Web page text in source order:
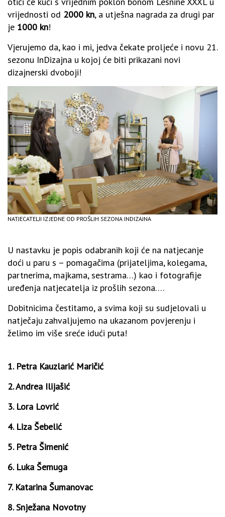
vrijednosti od 2000 kn, a utješna nagrada za drugi par
je 1000 kn!
Vjerujemo da, kao i mi, jedva čekate proljeće i novu 21.
sezonu InDizajna u kojoj će biti prikazani novi
dizajnerski dvoboji!
NATJECATELJI IZ JEDNE OD PROŠLIH SEZONA INDIZAJNA
U nastavku je popis odabranih koji će na natjecanje
doći u paru s – pomagačima (prijateljima, kolegama,
partnerima, majkama, sestrama…) kao i fotografije
uređenja natjecatelja iz prošlih sezona….
Dobitnicima čestitamo, a svima koji su sudjelovali u
natječaju zahvaljujemo na ukazanom povjerenju i
želimo im više sreće idući puta!
1. Petra Kauzlarić Maričić
2. Andrea Ilijašić
3. Lora Lovrić
4. Liza Šebelić
5. Petra Šimenić
6. Luka Šemuga
7. Katarina Šumanovac
8. Snježana Novotny